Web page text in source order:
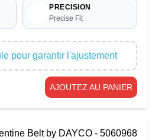
PRECISION
Precise Fit
pour garantir l'ajustement
AJOUTEZ AU PANIER
Belt by DAYCO - 5060968